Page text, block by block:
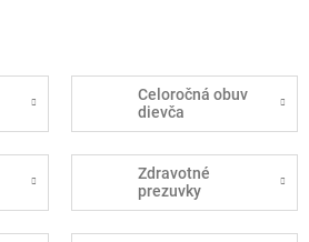
Celoročná obuv
dievča
Zdravotné
prezuvky